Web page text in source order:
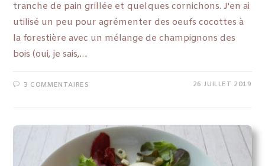
tranche de pain grillée et quelques cornichons. J'en ai
utilisé un peu pour agrémenter des oeufs cocottes à
la forestière avec un mélange de champignons des
bois (oui, je sais,…
3 COMMENTAIRES 26 JUILLET 2019